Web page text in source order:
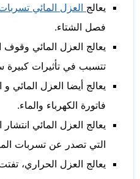
يعالج العزل المائي
فصل الشتاء.
يعالج العزل المائي وقوف
تتسبب في تأثيرات كبيرة
يعالج أيضا العزل المائي
فاتورة الكهرباء والماء.
يعالج العزل المائي
التي تصدر عن تسربات
يعالج العزل الحراري،